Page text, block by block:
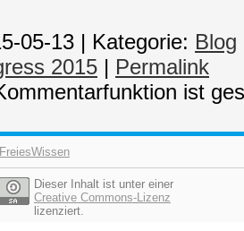
05-13 | Kategorie: Blog
2015 | Permalink
ist
Dieser Inhalt ist unter einer
Creative Commons-Lizenz
lizenziert.